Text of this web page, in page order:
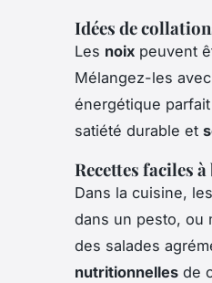
Idées de
Les noix peuvent
Mélangez-les
énergétique
satiété durable et
Recettes faciles
Dans la cuisine,
dans un pesto, ou
des salades
nutritionnelles de